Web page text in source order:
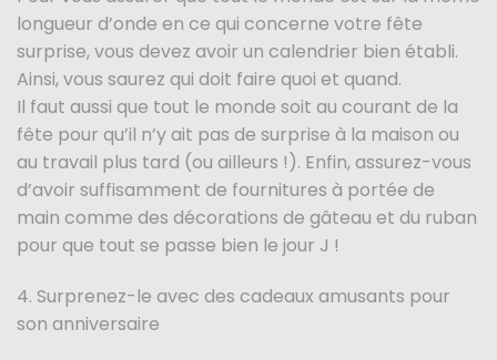
longueur d’onde en ce qui concerne votre fête
surprise, vous devez avoir un calendrier bien établi.
Ainsi, vous saurez qui doit faire quoi et quand.
Il faut aussi que tout le monde soit au courant de la
fête pour qu’il n’y ait pas de surprise à la maison ou
au travail plus tard (ou ailleurs !). Enfin, assurez-vous
d’avoir suffisamment de fournitures à portée de
main comme des décorations de gâteau et du ruban
pour que tout se passe bien le jour J !
4. Surprenez-le avec des cadeaux amusants pour
son anniversaire